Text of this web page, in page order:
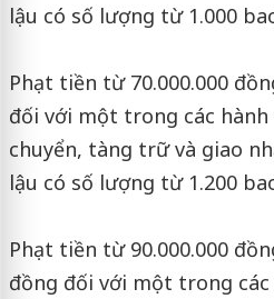
lậu có số lượng từ 1.000
Phạt tiền từ 70.000.000
đối với một trong các hành
chuyển, tàng trữ và giao
lậu có số lượng từ 1.200
Phạt tiền từ 90.000.000
đồng đối với một trong các